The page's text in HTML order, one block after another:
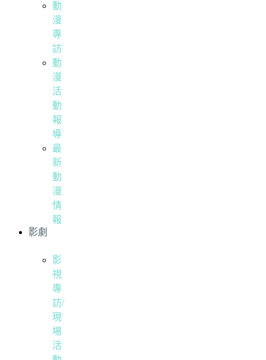
動
漫
專
訪
動
漫
活
動
報
導
最
新
動
漫
情
報
影劇
影
視
專
訪/
現
場
活